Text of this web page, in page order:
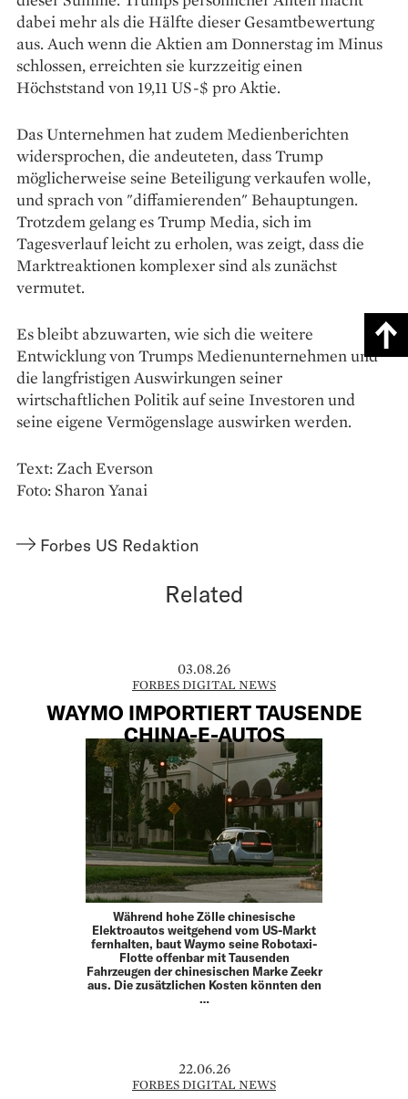
dabei mehr als die Hälfte dieser Gesamtbewertung
aus. Auch wenn die Aktien am Donnerstag im Minus
schlossen, erreichten sie kurzzeitig einen
Höchststand von 19,11 US-$ pro Aktie.
Das Unternehmen hat zudem Medienberichten
widersprochen, die andeuteten, dass Trump
möglicherweise seine Beteiligung verkaufen wolle,
und sprach von "diffamierenden" Behauptungen.
Trotzdem gelang es Trump Media, sich im
Tagesverlauf leicht zu erholen, was zeigt, dass die
Marktreaktionen komplexer sind als zunächst
vermutet.
Es bleibt abzuwarten, wie sich die weitere
Entwicklung von Trumps Medienunternehmen und
die langfristigen Auswirkungen seiner
wirtschaftlichen Politik auf seine Investoren und
seine eigene Vermögenslage auswirken werden.
Text: Zach Everson
Foto: Sharon Yanai
Forbes US Redaktion
Related
03.08.26
FORBES DIGITAL NEWS
WAYMO IMPORTIERT TAUSENDE
CHINA-E-AUTOS
Während hohe Zölle chinesische
Elektroautos weitgehend vom US-Markt
fernhalten, baut Waymo seine Robotaxi-
Flotte offenbar mit Tausenden
Fahrzeugen der chinesischen Marke Zeekr
aus. Die zusätzlichen Kosten könnten den
…
22.06.26
FORBES DIGITAL NEWS